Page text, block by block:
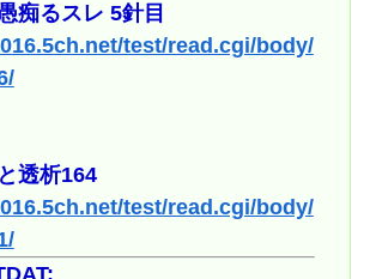
痴るスレ 5針目
test/read.cgi/body/
透析164
test/read.cgi/body/